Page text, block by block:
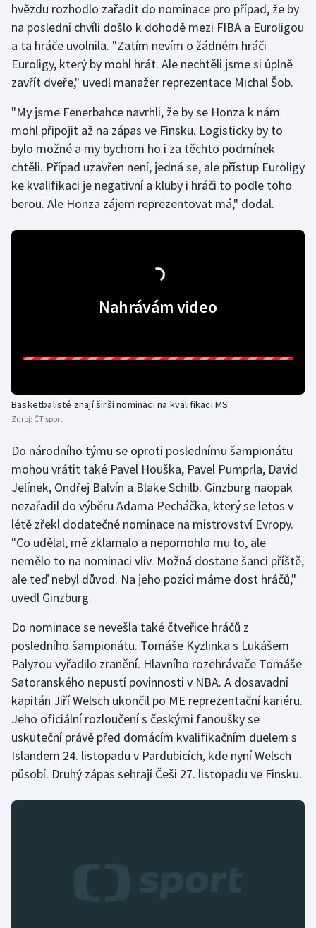
Gymnastika
Házená
Jezdectví
Judo
Krasobruslení
Lezení
Plážový volejbal
Ragby
Rychlobruslení
Rychlostní kanoistika
Short track
Sportovní střelba
Stolní tenis
Triatlon
Veslování
Vodní slalom
Volejbal
hvězdu rozhodlo zařadit do nominace pro případ, že by
na poslední chvíli došlo k dohodě mezi FIBA a Euroligou
a ta hráče uvolnila. "Zatím nevím o žádném hráči
Euroligy, který by mohl hrát. Ale nechtěli jsme si úplně
zavřít dveře," uvedl manažer reprezentace Michal Šob.
"My jsme Fenerbahce navrhli, že by se Honza k nám
mohl připojit až na zápas ve Finsku. Logisticky by to
bylo možné a my bychom ho i za těchto podmínek
chtěli. Případ uzavřen není, jedná se, ale přístup Euroligy
ke kvalifikaci je negativní a kluby i hráči to podle toho
berou. Ale Honza zájem reprezentovat má," dodal.
Nahrávám video
Basketbalisté znají širší nominaci na kvalifikaci MS
Zdroj: ČT sport
Do národního týmu se oproti poslednímu šampionátu
mohou vrátit také Pavel Houška, Pavel Pumprla, David
Jelínek, Ondřej Balvín a Blake Schilb. Ginzburg naopak
nezařadil do výběru Adama Pecháčka, který se letos v
létě zřekl dodatečné nominace na mistrovství Evropy.
"Co udělal, mě zklamalo a nepomohlo mu to, ale
nemělo to na nominaci vliv. Možná dostane šanci příště,
ale teď nebyl důvod. Na jeho pozici máme dost hráčů,"
uvedl Ginzburg.
Do nominace se nevešla také čtveřice hráčů z
posledního šampionátu. Tomáše Kyzlinka s Lukášem
Palyzou vyřadilo zranění. Hlavního rozehrávače Tomáše
Satoranského nepustí povinnosti v NBA. A dosavadní
kapitán Jiří Welsch ukončil po ME reprezentační kariéru.
Jeho oficiální rozloučení s českými fanoušky se
uskuteční právě před domácím kvalifikačním duelem s
Islandem 24. listopadu v Pardubicích, kde nyní Welsch
působí. Druhý zápas sehrají Češi 27. listopadu ve Finsku.